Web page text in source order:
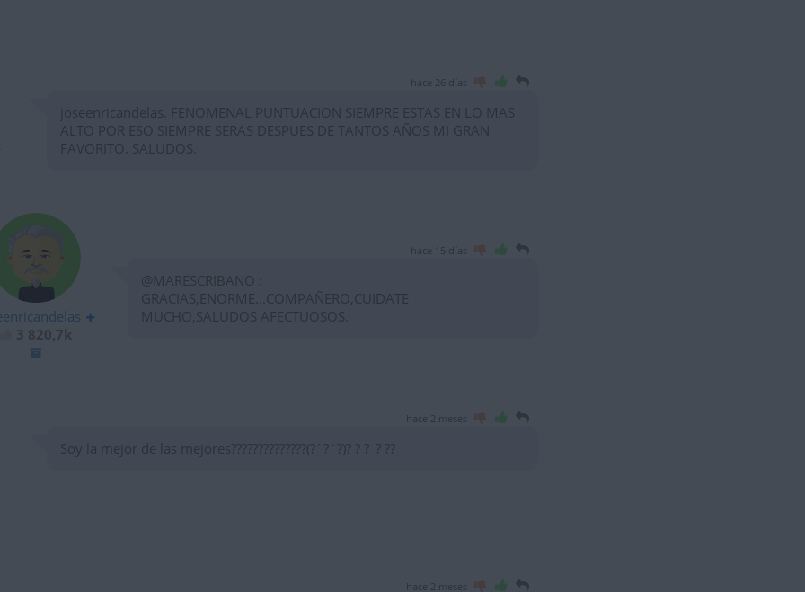
hace 26 días
joseenricandelas. FENOMENAL PUNTUACION SIEMPRE ESTAS EN LO MAS
ALTO POR ESO SIEMPRE SERAS DESPUES DE TANTOS AÑOS MI GRAN
FAVORITO. SALUDOS.
hace 15 días
@MARESCRIBANO :
GRACIAS,ENORME...COMPAÑERO,CUIDATE
MUCHO,SALUDOS AFECTUOSOS.
hace 2 meses
Soy la mejor de las mejores??????????????(?´?`?)? ? ?_? ??
hace 2 meses